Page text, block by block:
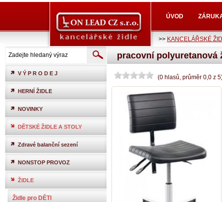
ÚVOD
>> KANCELÁŘSKÉ
V Ý P R O D E J
HERNÍ ŽIDLE
NOVINKY
DĚTSKÉ ŽIDLE A STOLY
Zdravé balanční sezení
NONSTOP PROVOZ
ŽIDLE
Židle pro DĚTI
pracovní polyuretanová
(0 hlasů, průměr 0,0 z 5